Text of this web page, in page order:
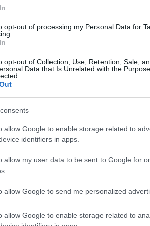
opt-out of processing my Personal Data for
opt-out of Collection, Use, Retention, Sale,
Data that Is Unrelated with the
allow Google to enable storage related to
identifiers in apps.
allow my user data to be sent to Google for
allow Google to send me personalized
allow Google to enable storage related to